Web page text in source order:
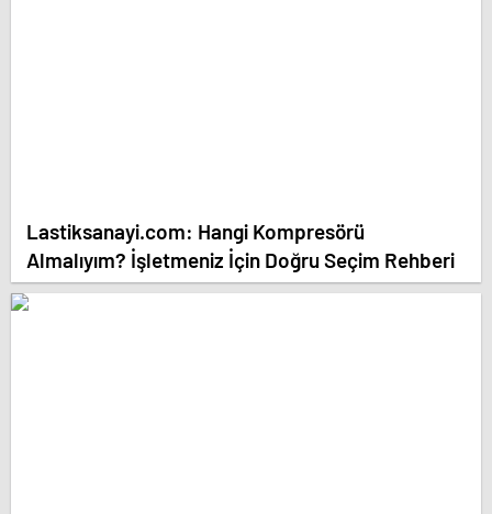
Lastiksanayi.com: Hangi Kompresörü
Almalıyım? İşletmeniz İçin Doğru Seçim Rehberi